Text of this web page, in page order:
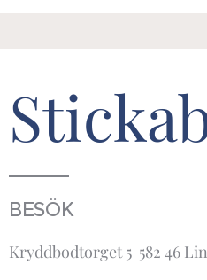
BESÖK
Kryddbodtorget 5 582 46